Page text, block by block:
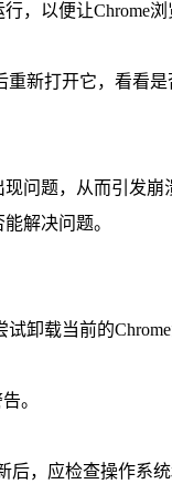
，以便让Chrome浏
新打开它，看看是
问题，从而引发崩
解决问题。
卸载当前的
。
，应检查操作系